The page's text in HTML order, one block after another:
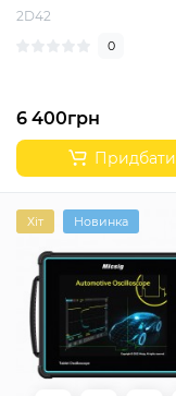
2D42
0
6 400грн
Придбати
Хіт Новинка